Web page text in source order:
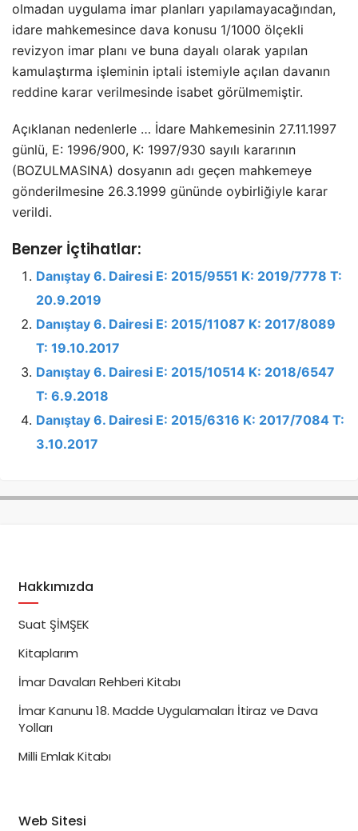
olmadan uygulama imar planları yapılamayacağından,
idare mahkemesince dava konusu 1/1000 ölçekli
revizyon imar planı ve buna dayalı olarak yapılan
kamulaştırma işleminin iptali istemiyle açılan davanın
reddine karar verilmesinde isabet görülmemiştir.
Açıklanan nedenlerle … İdare Mahkemesinin 27.11.1997
günlü, E: 1996/900, K: 1997/930 sayılı kararının
(BOZULMASINA) dosyanın adı geçen mahkemeye
gönderilmesine 26.3.1999 gününde oybirliğiyle karar
verildi.
Benzer İçtihatlar:
Danıştay 6. Dairesi E: 2015/9551 K: 2019/7778 T:
20.9.2019
Danıştay 6. Dairesi E: 2015/11087 K: 2017/8089
T: 19.10.2017
Danıştay 6. Dairesi E: 2015/10514 K: 2018/6547
T: 6.9.2018
Danıştay 6. Dairesi E: 2015/6316 K: 2017/7084 T:
3.10.2017
Hakkımızda
Suat ŞİMŞEK
Kitaplarım
İmar Davaları Rehberi Kitabı
İmar Kanunu 18. Madde Uygulamaları İtiraz ve Dava
Yolları
Milli Emlak Kitabı
Web Sitesi